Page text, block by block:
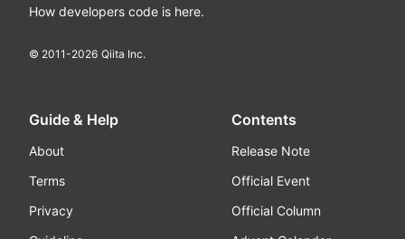
How developers code is here.
© 2011-2026 Qiita Inc.
Guide & Help
About
Terms
Privacy
Contents
Release Note
Official Event
Official Column